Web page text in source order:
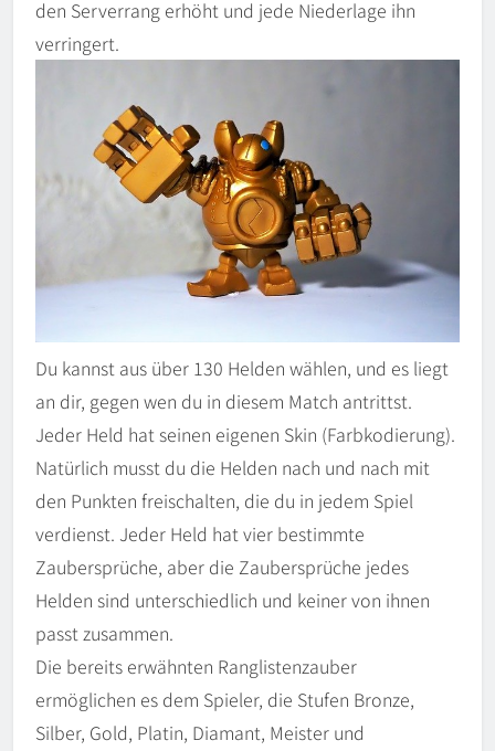
den Serverrang erhöht und jede Niederlage ihn
verringert.
Du kannst aus über 130 Helden wählen, und es liegt
an dir, gegen wen du in diesem Match antrittst.
Jeder Held hat seinen eigenen Skin (Farbkodierung).
Natürlich musst du die Helden nach und nach mit
den Punkten freischalten, die du in jedem Spiel
verdienst. Jeder Held hat vier bestimmte
Zaubersprüche, aber die Zaubersprüche jedes
Helden sind unterschiedlich und keiner von ihnen
passt zusammen.
Die bereits erwähnten Ranglistenzauber
ermöglichen es dem Spieler, die Stufen Bronze,
Silber, Gold, Platin, Diamant, Meister und